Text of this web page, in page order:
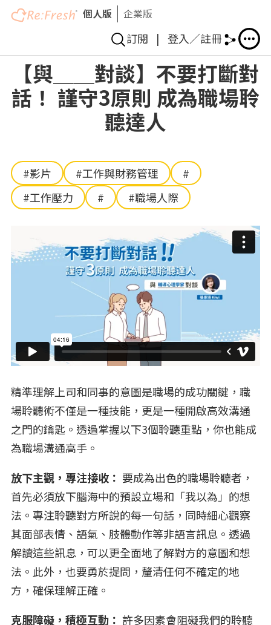
移
個人版 企業版
訂閱 | 登入／註冊
【與＿＿對談】不要打斷對
話！ 謹守3原則 成為職場聆
聽達人
#影片 #工作與財務管理
#
#工作壓力
# #職場人際
精準理解上司和同事的意圖是職場的成功關鍵，職
場聆聽術不僅是一種技能，更是一種開啟高效溝通
之門的鑰匙。透過掌握以下3個聆聽重點，你也能成
為職場溝通高手。
放下主觀，專注接收： 要成為出色的職場聆聽者，
首先必須放下腦海中的預設立場和「我以為」的想
法。專注聆聽對方所說的每一句話，同時細心觀察
其面部表情、語氣、肢體動作等非語言訊息。透過
解讀這些訊息，可以更全面地了解對方的意圖和想
法。此外，也要勇於提問，釐清任何不確定的地
方，確保理解正確。
克服障礙，積極互動： 許多因素會阻礙我們的聆聽